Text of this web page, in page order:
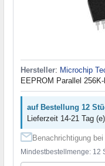
Hersteller: Microchip
EEPROM Parallel
auf Bestellung 12
Lieferzeit 14-21 Tag (e)
Benachrichtigung
Mindestbestellmenge: 12